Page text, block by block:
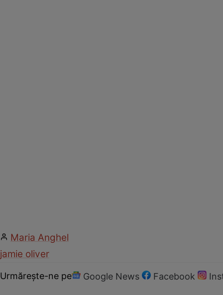
Maria Anghel
jamie oliver
Urmărește-ne pe Google News Facebook